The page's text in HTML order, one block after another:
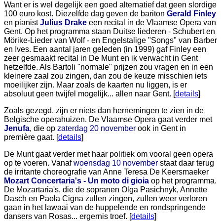
Want er is wel degelijk een goed alternatief dat geen slordige
100 euro kost. Diezelfde dag geven de bariton Gerald Finley
en pianistJulius Drake een recital in de Vlaamse Opera van
Gent. Op het programma staan Duitse liederen - Schubert en
Mörike-Lieder van Wolf - en Engelstalige "Songs" van Barber
en Ives. Een aantal jaren geleden (in 1999) gaf Finley een
zeer gesmaakt recital in De Munt en ik verwacht in Gent
hetzelfde. Als Bartoli "normale" prijzen zou vragen en in een
kleinere zaal zou zingen, dan zou de keuze misschien iets
moeilijker zijn. Maar zoals de kaarten nu liggen, is er
absoluut geen twijfel mogelijk... allen naar Gent. [details]
Zoals gezegd, zijn er niets dan hernemingen te zien in de
Belgische operahuizen. De Vlaamse Opera gaat verder met
Jenufa, die op zaterdag 20 november ook in Gent in
première gaat. [details]
De Munt gaat verder met haar politiek om vooral geen opera
op te voeren. Vanafwoensdag 10 november staat daar terug
de irritante choreografie van Anne Teresa De Keersmaeker
Mozart Concertaria's - Un moto di gioia op het programma.
De Mozartaria's, die de sopranen Olga Pasichnyk, Annette
Dasch en Paola Cigna zullen zingen, zullen weer verloren
gaan in het lawaai van de huppelende en rondspringende
dansers van Rosas... ergernis troef. [details]